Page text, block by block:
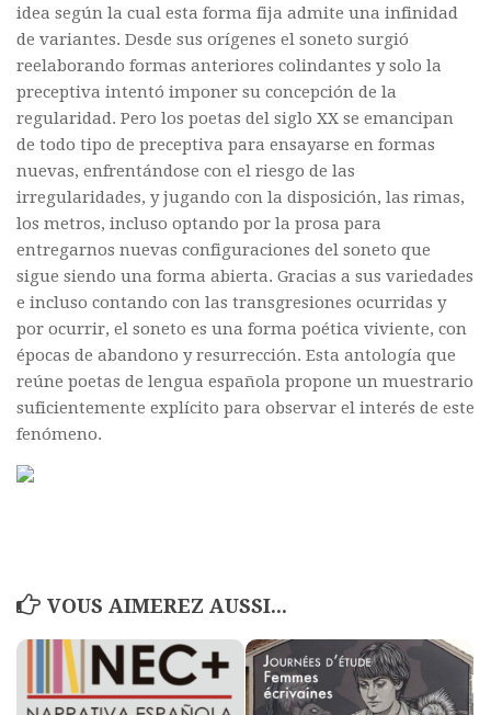
Commander un numéro PDF
Commander un numéro papier
Pour publier / Normes
Pour publier
Normes typographiques
idea según la cual esta forma fija admite una infinidad
de variantes. Desde sus orígenes el soneto surgió
reelaborando formas anteriores colindantes y solo la
preceptiva intentó imponer su concepción de la
regularidad. Pero los poetas del siglo XX se emancipan
de todo tipo de preceptiva para ensayarse en formas
nuevas, enfrentándose con el riesgo de las
irregularidades, y jugando con la disposición, las rimas,
los metros, incluso optando por la prosa para
entregarnos nuevas configuraciones del soneto que
sigue siendo una forma abierta. Gracias a sus variedades
e incluso contando con las transgresiones ocurridas y
por ocurrir, el soneto es una forma poética viviente, con
épocas de abandono y resurrección. Esta antología que
reúne poetas de lengua española propone un muestrario
suficientemente explícito para observar el interés de este
fenómeno.
VOUS AIMEREZ AUSSI...